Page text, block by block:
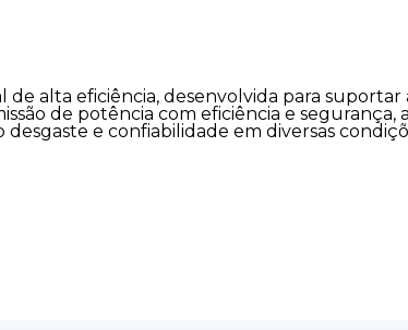
alta eficiência, desenvolvida para suportar
de potência com eficiência e segurança,
e confiabilidade em diversas